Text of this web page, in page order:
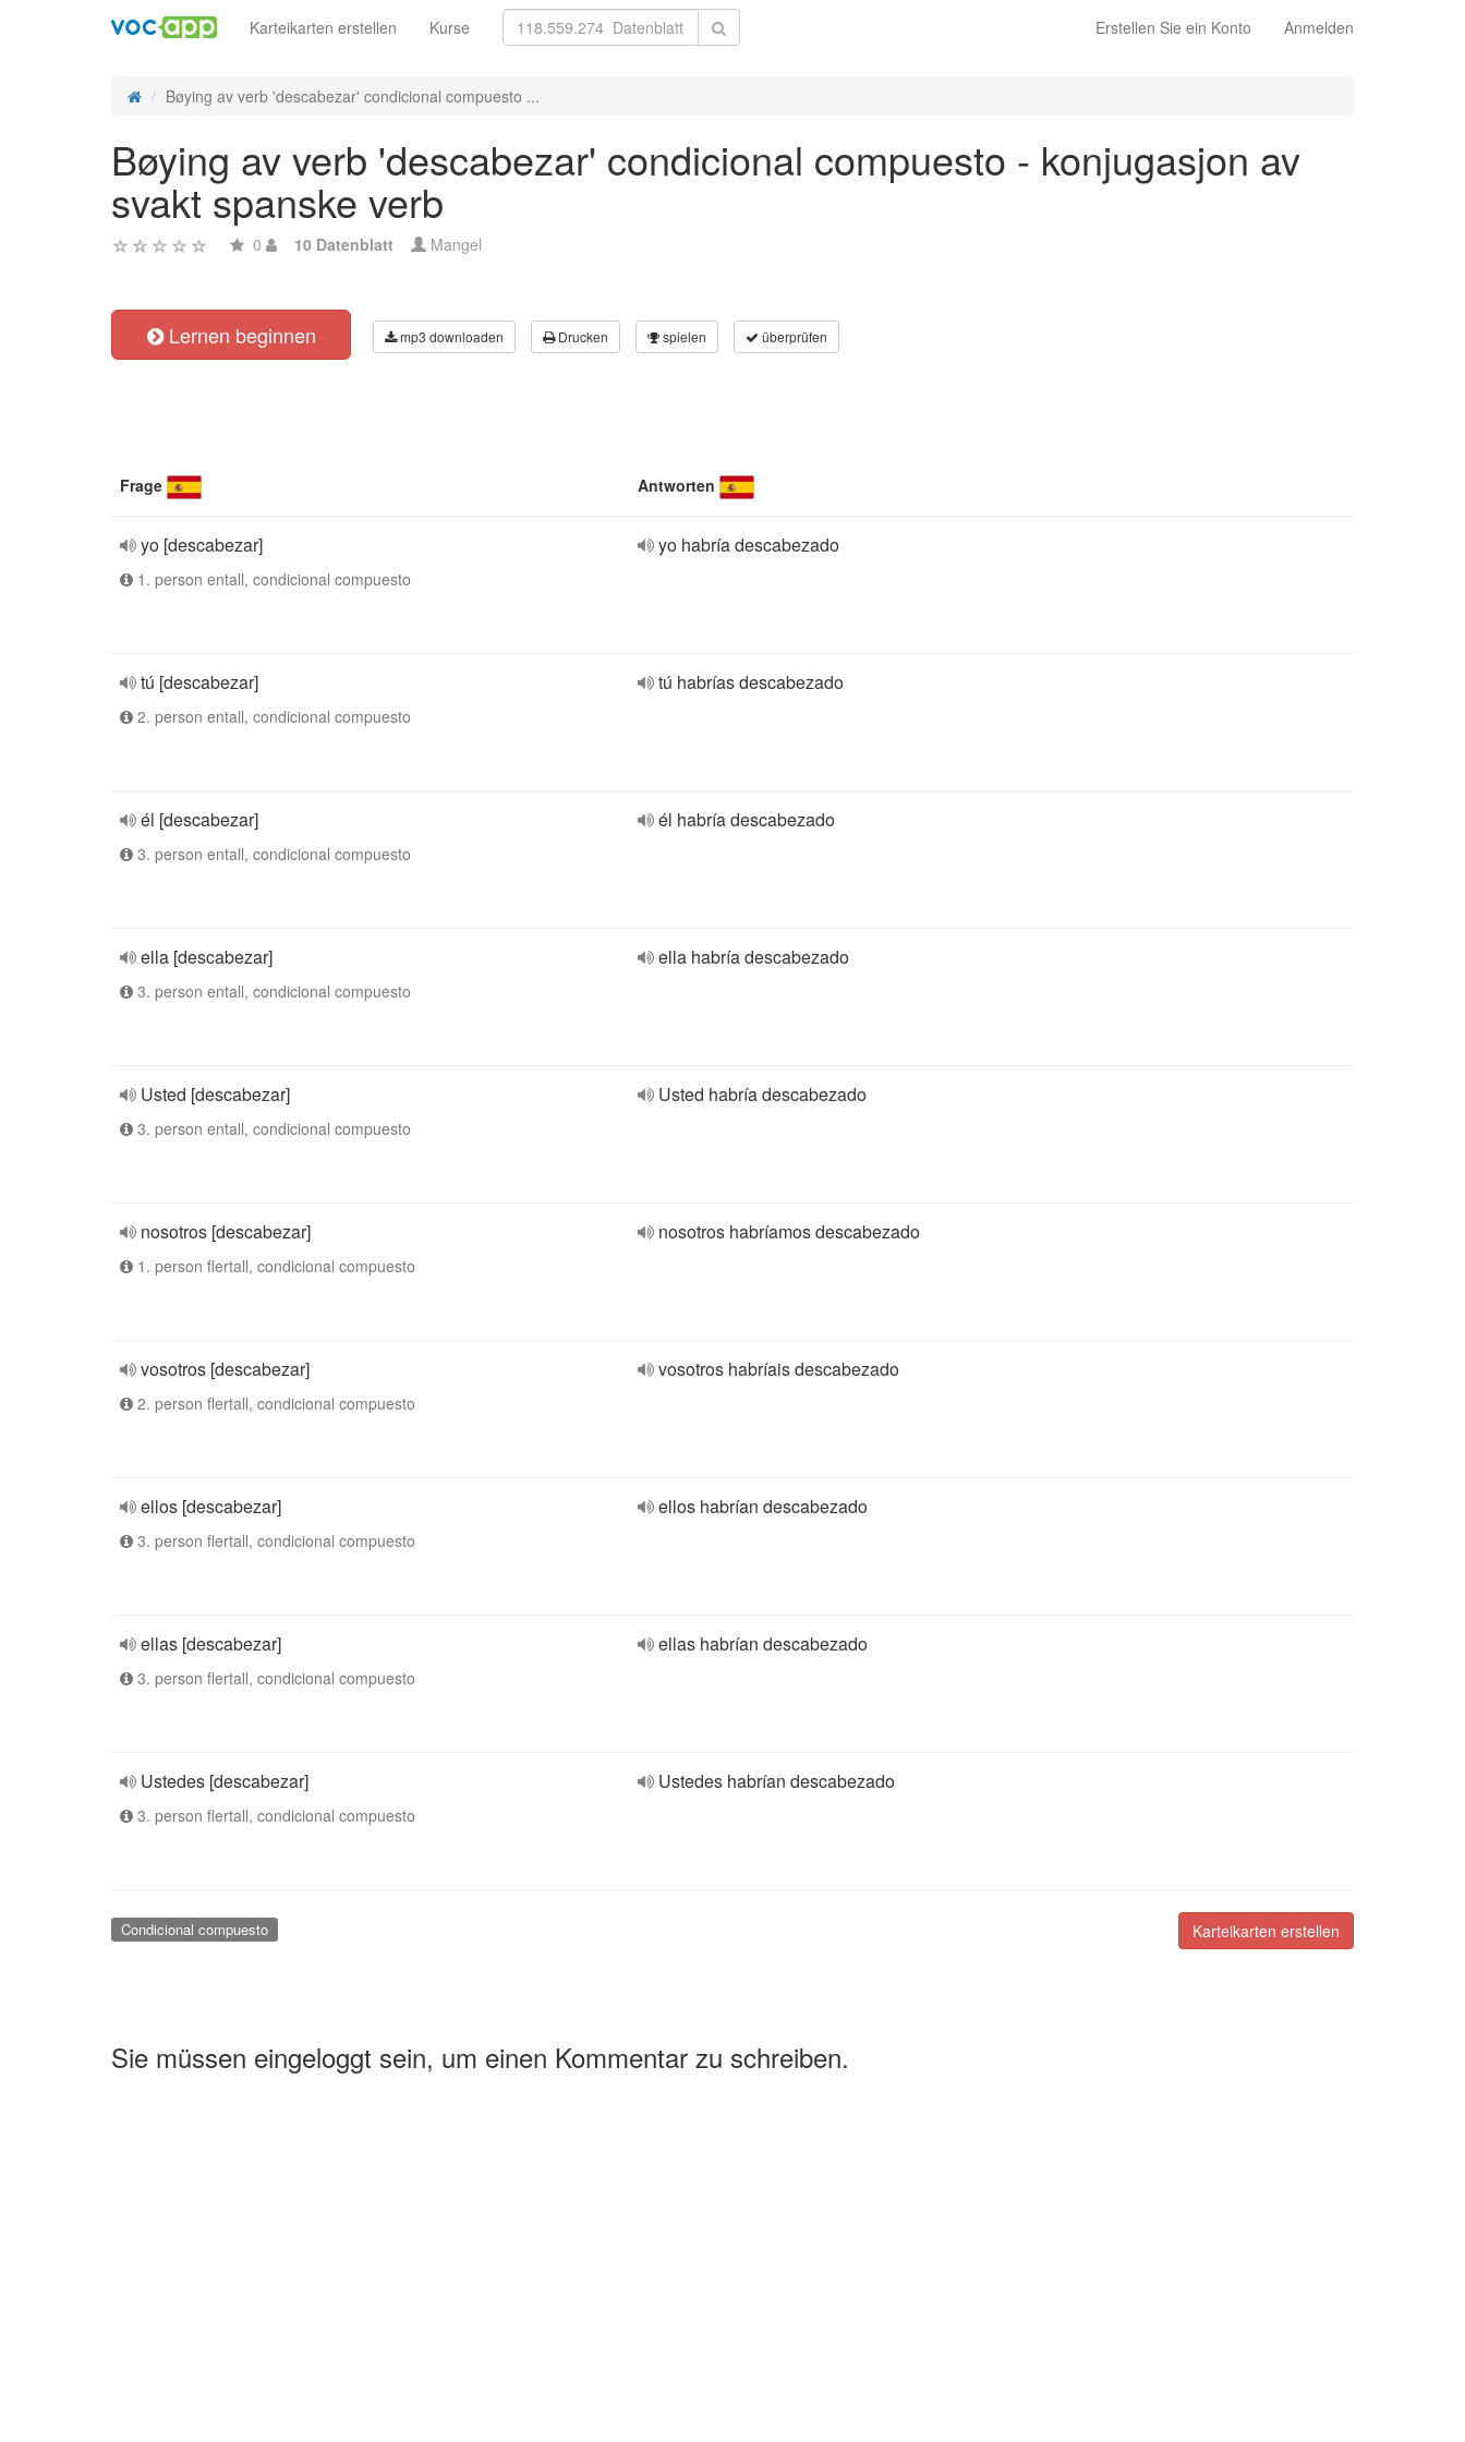
Erstellen Sie ein Konto Anmelden
Karteikarten erstellen Kurse
Bøying av verb 'descabezar' condicional compuesto ...
Bøying av verb 'descabezar' condicional compuesto - konjugasjon av
svakt spanske verb
0 10 Datenblatt Mangel
Lernen beginnen mp3 downloaden Drucken spielen überprüfen
Frage Antworten
yo [descabezar]
1. person entall, condicional compuesto
yo habría descabezado
tú [descabezar]
2. person entall, condicional compuesto
tú habrías descabezado
él [descabezar]
3. person entall, condicional compuesto
él habría descabezado
ella [descabezar]
3. person entall, condicional compuesto
ella habría descabezado
Usted [descabezar]
3. person entall, condicional compuesto
Usted habría descabezado
nosotros [descabezar]
1. person flertall, condicional compuesto
nosotros habríamos descabezado
vosotros [descabezar]
2. person flertall, condicional compuesto
vosotros habríais descabezado
ellos [descabezar]
3. person flertall, condicional compuesto
ellos habrían descabezado
ellas [descabezar]
3. person flertall, condicional compuesto
ellas habrían descabezado
Ustedes [descabezar]
3. person flertall, condicional compuesto
Ustedes habrían descabezado
Karteikarten erstellen
Condicional compuesto
Sie müssen eingeloggt sein, um einen Kommentar zu schreiben.